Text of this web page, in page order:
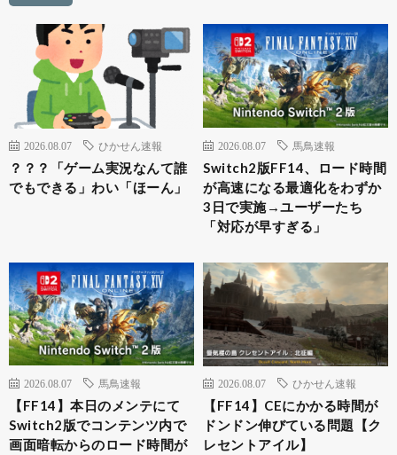
2026.08.07 ひかせん速報
？？？「ゲーム実況なんて誰
でもできる」わい「ほーん」
2026.08.07 馬鳥速報
Switch2版FF14、ロード時間
が高速になる最適化をわずか
3日で実施→ユーザーたち
「対応が早すぎる」
2026.08.07 馬鳥速報
【FF14】本日のメンテにて
Switch2版でコンテンツ内で
画面暗転からのロード時間が
2026.08.07 ひかせん速報
【FF14】CEにかかる時間が
ドンドン伸びている問題【ク
レセントアイル】